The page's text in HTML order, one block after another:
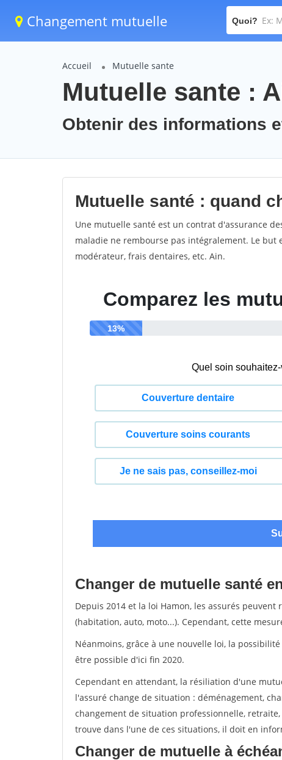
Changement mutuelle Quoi?
Accueil Mutuelle sante
Mutuelle sante :
Obtenir des informations
Mutuelle santé : quand
Une mutuelle santé est un contrat d'assurance
maladie ne rembourse pas intégralement. Le but
modérateur, frais dentaires, etc. Ain.
Changer de mutuelle santé
Depuis 2014 et la loi Hamon, les assurés
(habitation, auto, moto...). Cependant, cette
Néanmoins, grâce à une nouvelle loi, la
être possible d'ici fin 2020.
Cependant en attendant, la résiliation d'une
l'assuré change de situation : déménagement,
changement de situation professionnelle,
trouve dans l'une de ces situations, il doit en
Changer de mutuelle à